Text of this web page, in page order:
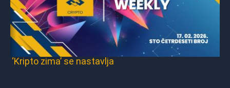
‘Kripto zima’ se nastavlja